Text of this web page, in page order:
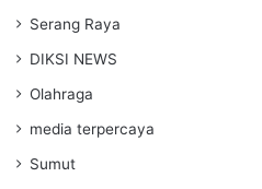
Serang Raya
DIKSI NEWS
Olahraga
media terpercaya
Sumut